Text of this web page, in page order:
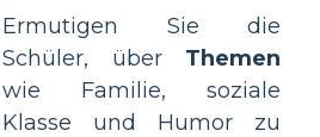
Ermutigen Sie die
Schüler, über Themen
wie Familie, soziale
Klasse und Humor zu